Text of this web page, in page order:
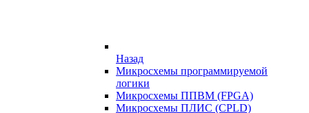
Назад
Микросхемы программируемой
логики
Микросхемы ППВМ (FPGA)
Микросхемы ПЛИС (CPLD)